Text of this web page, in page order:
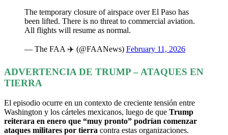
The temporary closure of airspace over El Paso has
been lifted. There is no threat to commercial aviation.
All flights will resume as normal.
— The FAA ✈️ (@FAANews) February 11, 2026
ADVERTENCIA DE TRUMP – ATAQUES EN
TIERRA
El episodio ocurre en un contexto de creciente tensión entre
Washington y los cárteles mexicanos, luego de que Trump
reiterara en enero que “muy pronto” podrían comenzar
ataques militares por tierra contra estas organizaciones.